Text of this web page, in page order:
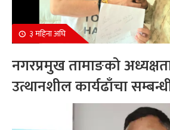
३ महिना अघि
नगरप्रमुख तामाङको
उत्थानशील कार्यढाँचा
अभिवृद्धि कार्यक्रम सम्पन्न